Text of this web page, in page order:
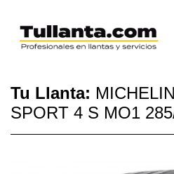
Tu Llanta:
SPORT 4 S MO1